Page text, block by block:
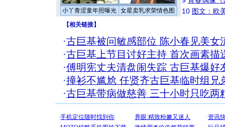
小丫青涩童年照曝光 女星卖乳求荣情色图
10 图文：欧
【相关链接】
·古巨基被问敏感部位 陈小春见美女
·古巨基上节目讨好主持 首次画素描
·傅明宪丈夫清盘闹失踪 古巨基爆好
·撞衫不尴尬 任贤齐古巨基临时组兄
·古巨基带病做慈善 三十小时只吃两